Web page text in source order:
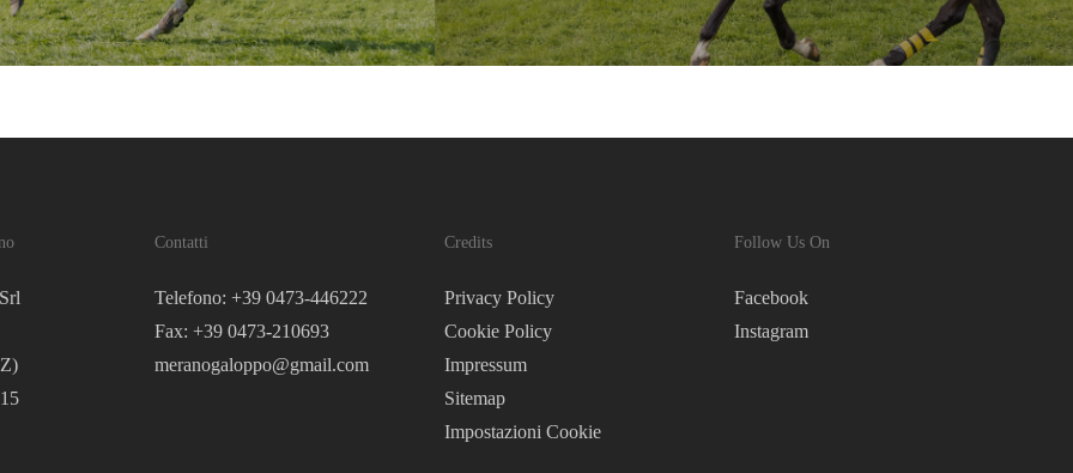
Contatti
Telefono: +39 0473-446222
Fax: +39 0473-210693
meranogaloppo@gmail.com
Credits
Privacy Policy
Cookie Policy
Impressum
Sitemap
Impostazioni Cookie
Follow Us On
Facebook
Instagram